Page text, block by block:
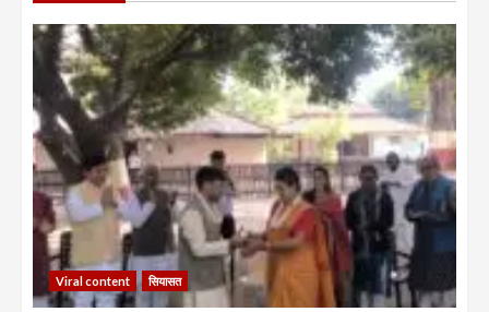
Viral content सियासत